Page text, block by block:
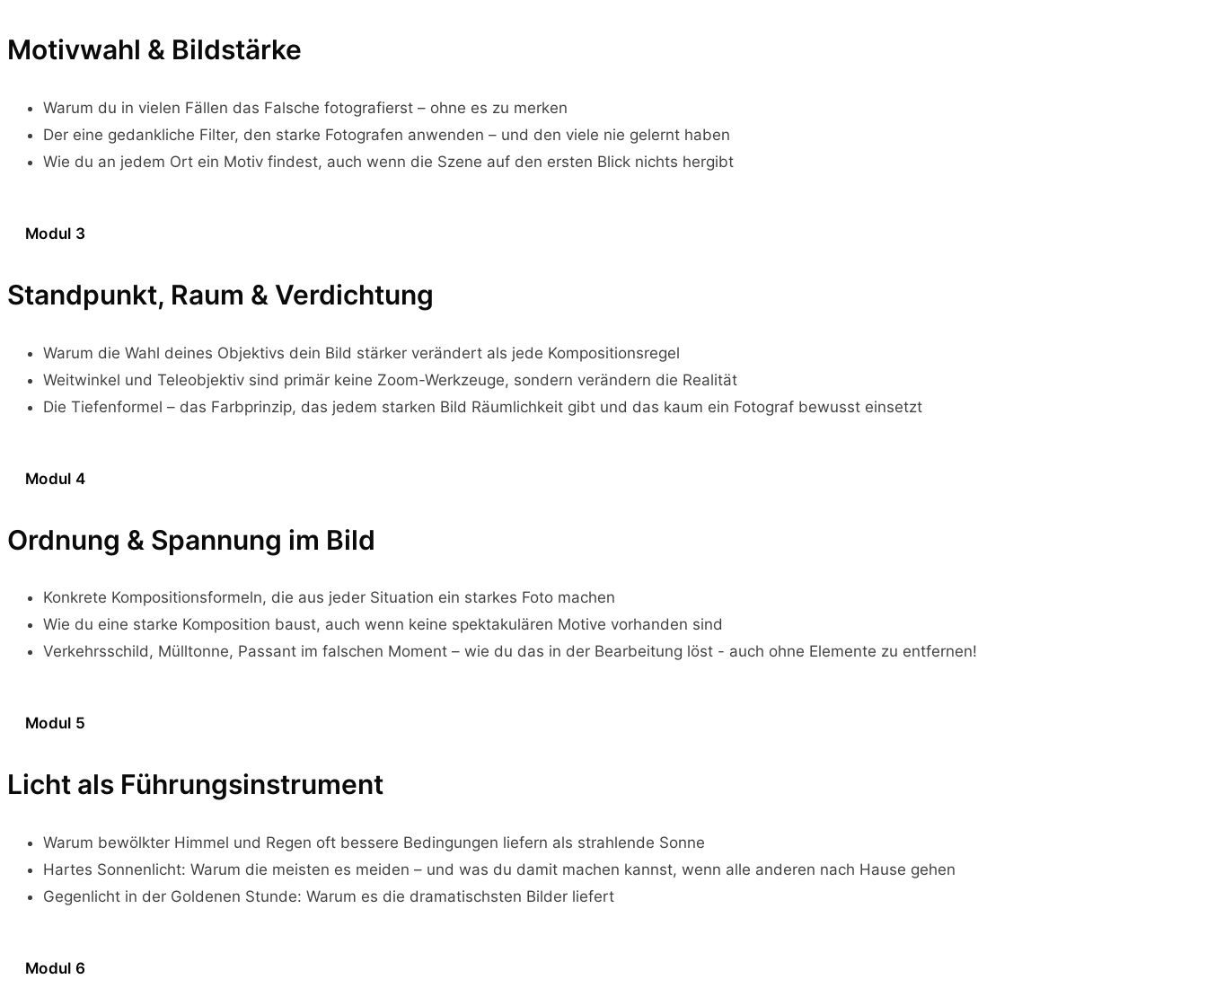
Motivwahl & Bildstärke
Warum du in vielen Fällen das Falsche fotografierst – ohne es zu merken
Der eine gedankliche Filter, den starke Fotografen anwenden – und den viele nie gelernt haben
Wie du an jedem Ort ein Motiv findest, auch wenn die Szene auf den ersten Blick nichts hergibt
Modul 3
Standpunkt, Raum & Verdichtung
Warum die Wahl deines Objektivs dein Bild stärker verändert als jede Kompositionsregel
Weitwinkel und Teleobjektiv sind primär keine Zoom-Werkzeuge, sondern verändern die Realität
Die Tiefenformel – das Farbprinzip, das jedem starken Bild Räumlichkeit gibt und das kaum ein Fotograf bewusst einsetzt
Modul 4
Ordnung & Spannung im Bild
Konkrete Kompositionsformeln, die aus jeder Situation ein starkes Foto machen
Wie du eine starke Komposition baust, auch wenn keine spektakulären Motive vorhanden sind
Verkehrsschild, Mülltonne, Passant im falschen Moment – wie du das in der Bearbeitung löst - auch ohne Elemente zu entfernen!
Modul 5
Licht als Führungsinstrument
Warum bewölkter Himmel und Regen oft bessere Bedingungen liefern als strahlende Sonne
Hartes Sonnenlicht: Warum die meisten es meiden – und was du damit machen kannst, wenn alle anderen nach Hause gehen
Gegenlicht in der Goldenen Stunde: Warum es die dramatischsten Bilder liefert
Modul 6